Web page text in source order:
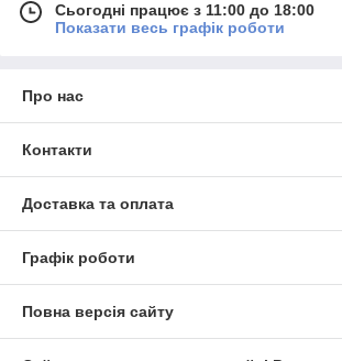
Сьогодні працює з 11:00 до 18:00
Показати весь графік роботи
Про нас
Контакти
Доставка та оплата
Графік роботи
Повна версія сайту